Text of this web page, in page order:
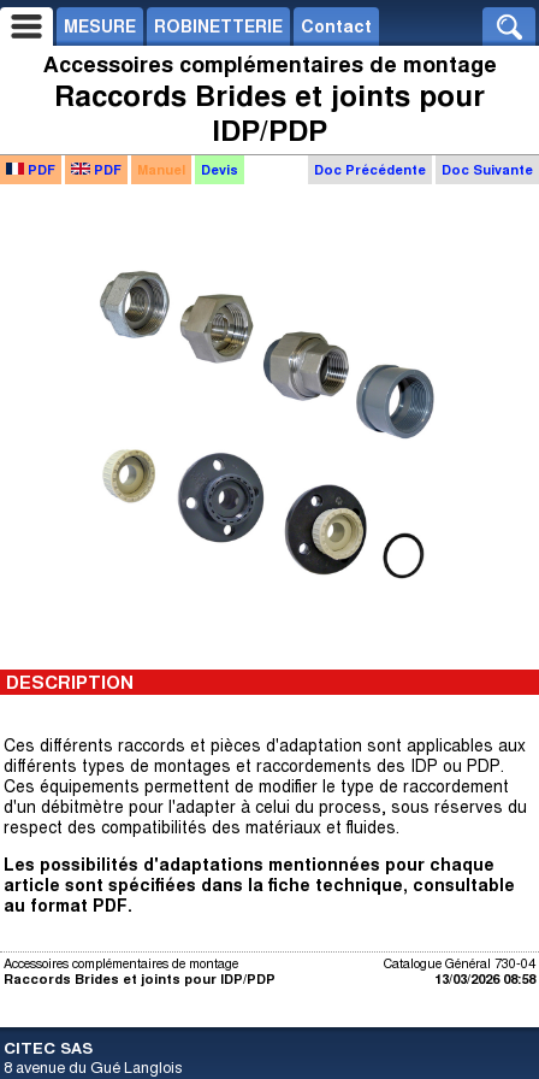
MESURE ROBINETTERIE Contact
Accessoires complémentaires de montage
Raccords Brides et joints pour
IDP/PDP
Doc Précédente Doc Suivante
PDF PDF Manuel Devis
DESCRIPTION
Ces différents raccords et pièces d'adaptation sont applicables aux
différents types de montages et raccordements des IDP ou PDP.
Ces équipements permettent de modifier le type de raccordement
d'un débitmètre pour l'adapter à celui du process, sous réserves du
respect des compatibilités des matériaux et fluides.
Les possibilités d'adaptations mentionnées pour chaque
article sont spécifiées dans la fiche technique, consultable
au format PDF.
Catalogue Général 730-04
13/03/2026 08:58
Accessoires complémentaires de montage
Raccords Brides et joints pour IDP/PDP
CITEC SAS
8 avenue du Gué Langlois